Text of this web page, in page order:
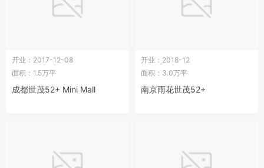
开业：2017-12-08
面积：1.5万平
成都世茂52+ Mini Mall
开业：2018-12
面积：3.0万平
南京雨花世茂52+